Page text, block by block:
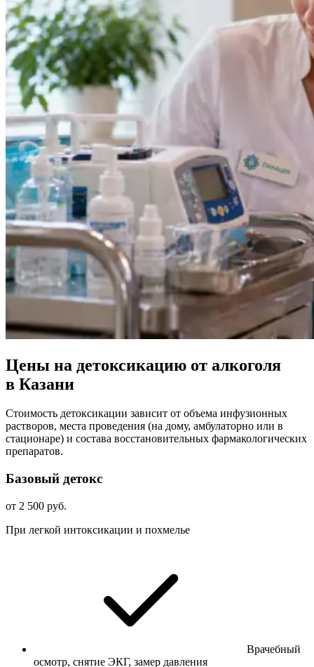
Цены на детоксикацию от алкоголя
в Казани
Стоимость детоксикации зависит от объема инфузионных
растворов, места проведения (на дому, амбулаторно или в
стационаре) и состава восстановительных фармакологических
препаратов.
Базовый детокс
от 2 500 руб.
При легкой интоксикации и похмелье
Врачебный
осмотр, снятие ЭКГ, замер давления